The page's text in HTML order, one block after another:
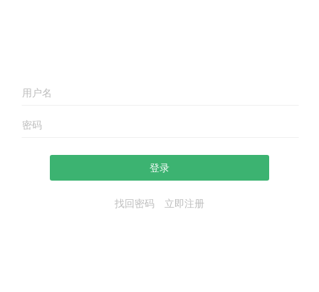
登录
找回密码 立即注册